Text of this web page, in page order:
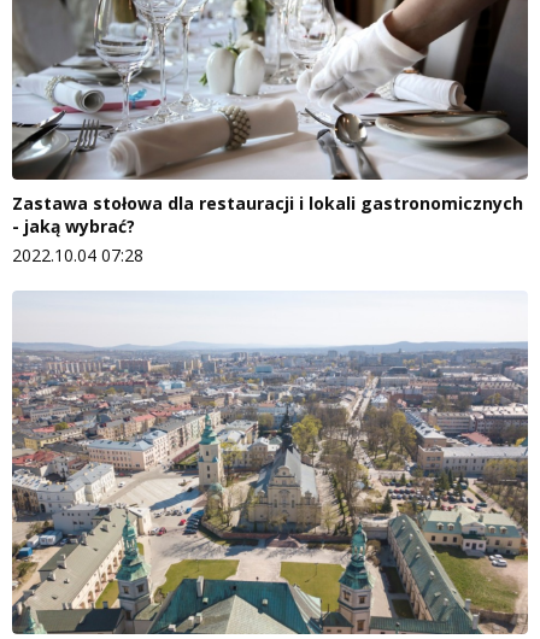
Zastawa stołowa dla restauracji i lokali gastronomicznych
- jaką wybrać?
2022.10.04 07:28